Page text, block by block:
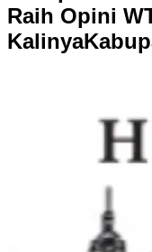
Raih Opini
KalinyaKabup